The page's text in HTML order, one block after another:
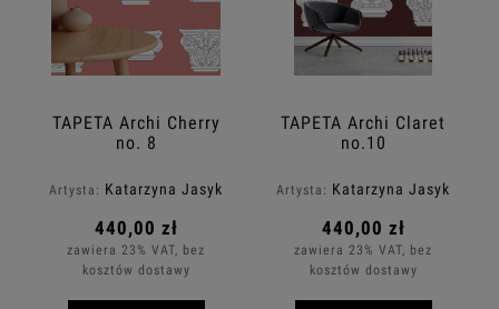
TAPETA Archi Cherry
no. 8
Artysta: Katarzyna Jasyk
440,00 zł
zawiera 23% VAT, bez
kosztów dostawy
TAPETA Archi Claret
no.10
Artysta: Katarzyna Jasyk
440,00 zł
zawiera 23% VAT, bez
kosztów dostawy